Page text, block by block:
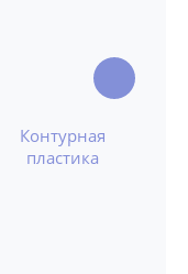
Контурная
пластика